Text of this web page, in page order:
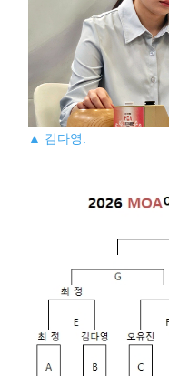
▲ 김다영.